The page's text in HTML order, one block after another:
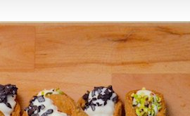
may combine it with other
your use of their services.